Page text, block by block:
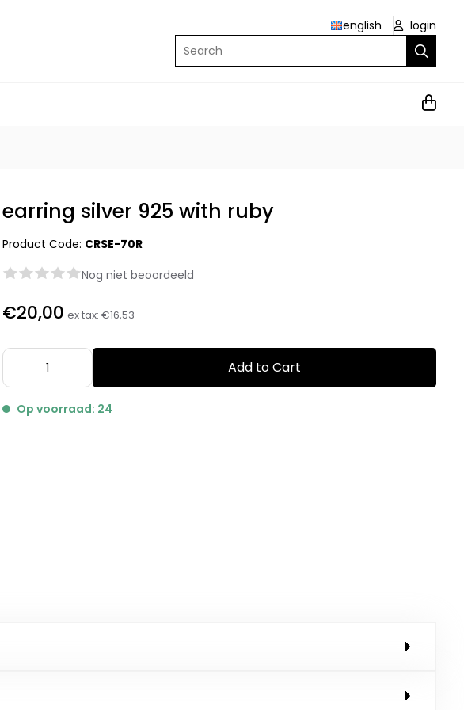
english
login
Search
earring silver 925 with ruby
Product Code: CRSE-70R
Nog niet beoordeeld
€20,00 ex tax:€16,53
Add to Cart
Op voorraad: 24